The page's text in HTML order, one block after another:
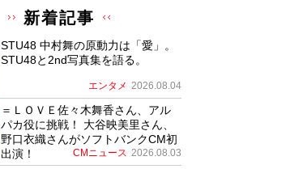
新着記事
STU48 中村舞の原動力は「愛」。
STU48と2nd写真集を語る。
エンタメ 2026.08.04
＝ＬＯＶＥ佐々木舞香さん、アル
パカ役に挑戦！ 大谷映美里さん、
野口衣織さんがソフトバンクCM初
出演！
CMニュース 2026.08.03